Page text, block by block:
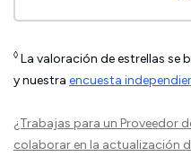
◊ La valoración de estrellas se
y nuestra encuesta
¿Trabajas para un Proveedor
colaborar en la actualización